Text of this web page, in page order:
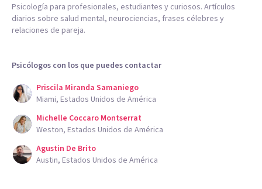
Psicología para profesionales, estudiantes y curiosos. Artículos
diarios sobre salud mental, neurociencias, frases célebres y
relaciones de pareja.
Psicólogos con los que puedes contactar
Priscila Miranda Samaniego
Miami, Estados Unidos de América
Michelle Coccaro Montserrat
Weston, Estados Unidos de América
Agustin De Brito
Austin, Estados Unidos de América